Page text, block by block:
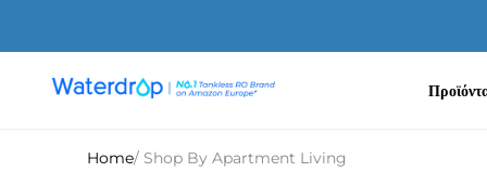
στο
Waterdrop
Home/ Shop By Apartment Living